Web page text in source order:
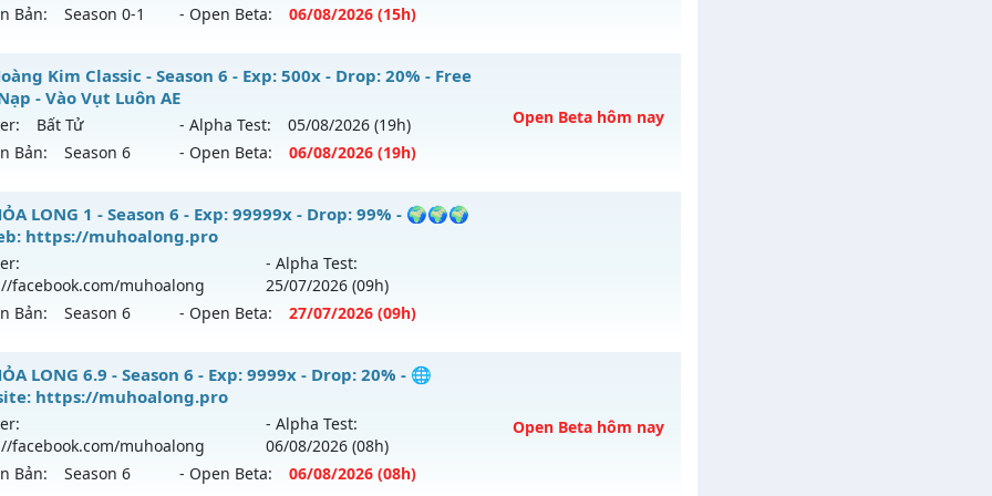
Bản:
Season 0-1 - Open Beta: 06/08/2026 (15h)
1 - MUSS1 - MU TRỞ VỀ THỜI 8X
mới ra tháng 08 2026 - Mở máy chủHUYỀN THOẠI
vào 15h ngày 06/08/2626
220x - Drop: 20%
loại: Mu Nguyên bản Webzen
IGMU.DEV
Kim Classic - Season 6 - Exp: 500x - Drop: 20% - Free
- Vào Vụt Luôn AE
Bất Tử - Alpha Test: 05/08/2026 (19h)
Bản:
Season 6 - Open Beta: 06/08/2026 (19h)
Open Beta hôm nay
Hoàng Kim Classic - Free Mốc Nạp - Vào Vụt Luôn AE
mới ra tháng 08 2026 - Mở máy chủ
Bất Tử
500x - Drop: 20%
loại: Mu Nguyên bản Webzen
X-Team
LONG 1 - Season 6 - Exp: 99999x - Drop: 99% - 🌍🌍🌍
https://muhoalong.pro
facebook.com/muhoalong
- Alpha Test:
25/07/2026 (09h)
Bản:
Season 6 - Open Beta: 27/07/2026 (09h)
LONG 1 - 🌍🌍🌍🌍Web: https://muhoalong.pro
ra tháng 07 2026 - Mở máy chủhttps://facebook.com/muhoalong
vào 09h
07/2626
- Drop: 99%
LONG 6.9 - Season 6 - Exp: 9999x - Drop: 20% - 🌐
https://muhoalong.pro
facebook.com/muhoalong
- Alpha Test:
06/08/2026 (08h)
Bản:
Season 6 - Open Beta: 06/08/2026 (08h)
Open Beta hôm nay